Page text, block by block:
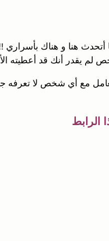
أتحدث هنا و هناك
لم يقدر أنك قد أعطيته
مع أي شخص لا تعرفه
الرابط